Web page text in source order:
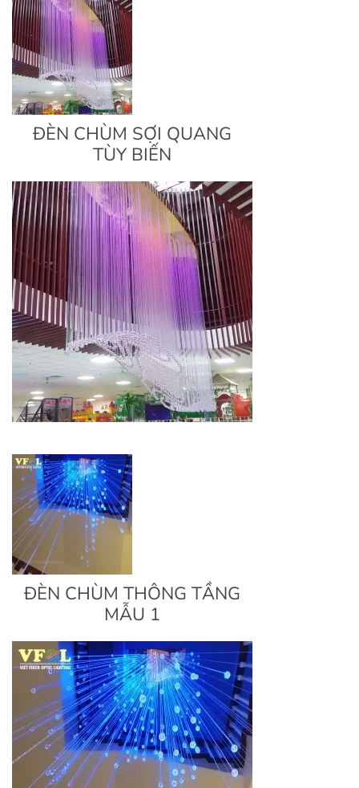
ĐÈN CHÙM SỢI QUANG
TÙY BIẾN
ĐÈN CHÙM THÔNG TẦNG
MẪU 1